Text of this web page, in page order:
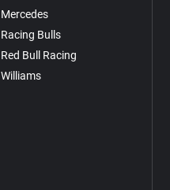
Mercedes
Racing Bulls
Red Bull Racing
Williams